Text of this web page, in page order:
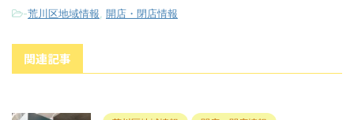
-荒川区地域情報 開店・閉店情報
関連記事